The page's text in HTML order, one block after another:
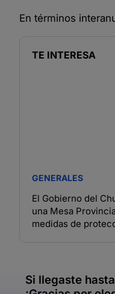
En términos
TE INTERESA
GENERALES
El Gobierno del
una Mesa
medidas de
Si llegaste